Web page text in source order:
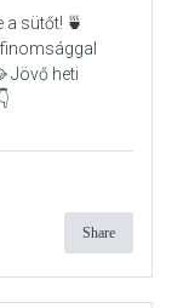
sütőt! 🍵
Jövő heti
Share